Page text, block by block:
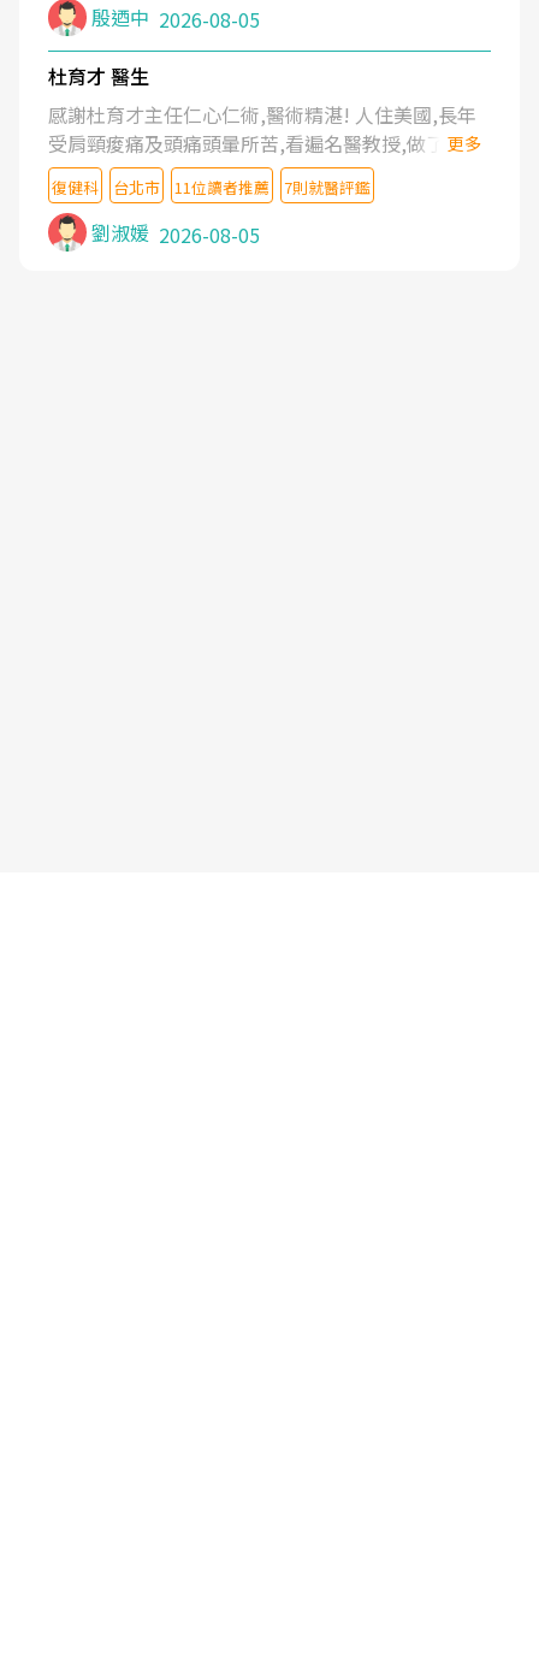
殷迺中 2026-08-05
杜育才 醫生
感謝杜育才主任仁心仁術,醫術精湛! 人住美國,長年
受肩頸痠痛及頭痛頭暈所苦,看遍名醫教授,做了各種
檢查,也嘗試過西醫打針,中醫針灸及物理徒手治療都
沒有用,後來連吃到嗎啡類止痛藥都效果有限,只是壓
症狀,沒多久就痛起來,多年失眠嚴重影響生活品質.
台灣親友介紹忠孝醫院杜育才主任是頸頭症候群專
更多
復健科 台北市 11位讀者推薦 7則就醫評鑑
劉淑媛 2026-08-05